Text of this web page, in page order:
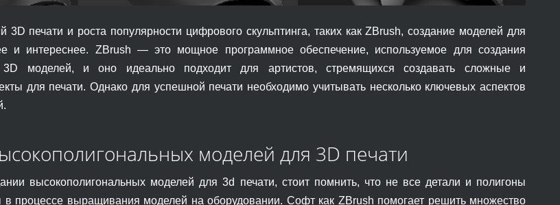
3D печати и роста популярности цифрового скульптинга, таких как ZBrush, создание моделей для
и интереснее. ZBrush — это мощное программное обеспечение, используемое для создания
3D моделей, и оно идеально подходит для артистов, стремящихся создавать сложные и
для печати. Однако для успешной печати необходимо учитывать несколько ключевых аспектов
моделей для 3D печати
высокополигональных моделей для 3d печати, стоит помнить, что не все детали и полигоны
процессе выращивания моделей на оборудовании. Софт как ZBrush помогает решить множество